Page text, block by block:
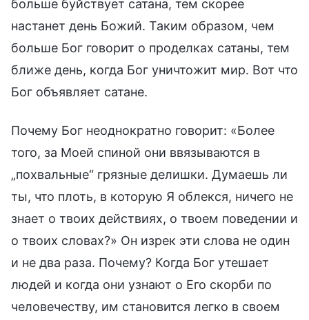
больше буйствует сатана, тем скорее
настанет день Божий. Таким образом, чем
больше Бог говорит о проделках сатаны, тем
ближе день, когда Бог уничтожит мир. Вот что
Бог объявляет сатане.
Почему Бог неоднократно говорит: «Более
того, за Моей спиной они ввязываются в
„похвальные“ грязные делишки. Думаешь ли
ты, что плоть, в которую Я облекся, ничего не
знает о твоих действиях, о твоем поведении и
о твоих словах?» Он изрек эти слова не один
и не два раза. Почему? Когда Бог утешает
людей и когда они узнают о Его скорби по
человечеству, им становится легко в своем